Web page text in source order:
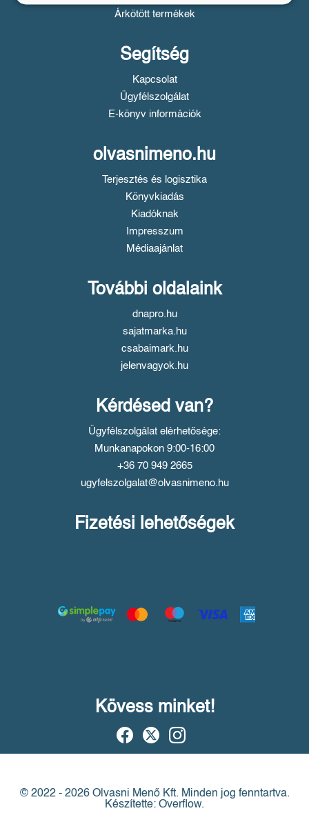
Árkötött termékek
Segítség
Kapcsolat
Ügyfélszolgálat
E-könyv információk
olvasnimeno.hu
Terjesztés és logisztika
Könyvkiadás
Kiadóknak
Impresszum
Médiaajánlat
További oldalaink
dnapro.hu
sajatmarka.hu
csabaimark.hu
jelenvagyok.hu
Kérdésed van?
Ügyfélszolgálat elérhetősége:
Munkanapokon 9:00-16:00
+36 70 949 2665
ugyfelszolgalat@olvasnimeno.hu
Fizetési lehetőségek
Kövess minket!
© 2022 - 2026 Olvasni Menő Kft. Minden jog fenntartva.
Készítette: Overflow.